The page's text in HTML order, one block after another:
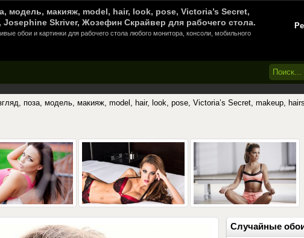
модель, макияж, model, hair, look, pose, Victoria’s Secret,
Josephine Skriver, Жозефин Скрайвер для рабочего стола.
обои и картинки для рабочего стола любого монитора, консоли, мобильного
поза, модель, макияж, model, hair, look, pose, Victoria’s Secret, makeup,
Случайные